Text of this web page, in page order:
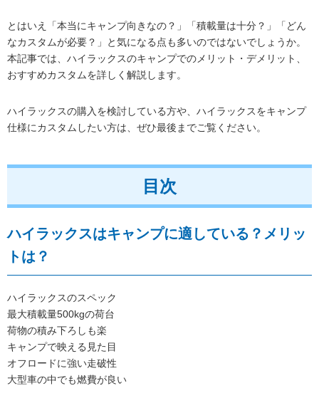
とはいえ「本当にキャンプ向きなの？」「積載量は十分？」「どん
なカスタムが必要？」と気になる点も多いのではないでしょうか。
本記事では、ハイラックスのキャンプでのメリット・デメリット、
おすすめカスタムを詳しく解説します。
ハイラックスの購入を検討している方や、ハイラックスをキャンプ
仕様にカスタムしたい方は、ぜひ最後までご覧ください。
目次
ハイラックスはキャンプに適している？メリッ
トは？
ハイラックスのスペック
最大積載量500kgの荷台
荷物の積み下ろしも楽
キャンプで映える見た目
オフロードに強い走破性
大型車の中でも燃費が良い